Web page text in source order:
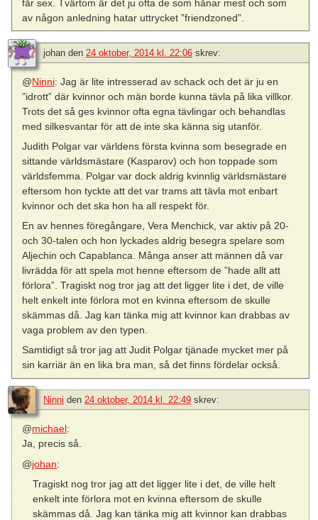
får sex. Tvärtom är det ju ofta de som hånar mest och som
av någon anledning hatar uttrycket ”friendzoned”.
johan den 24 oktober, 2014 kl. 22:06 skrev:
@Ninni: Jag är lite intresserad av schack och det är ju en
”idrott” där kvinnor och män borde kunna tävla på lika villkor.
Trots det så ges kvinnor ofta egna tävlingar och behandlas
med silkesvantar för att de inte ska känna sig utanför.
Judith Polgar var världens första kvinna som besegrade en
sittande världsmästare (Kasparov) och hon toppade som
världsfemma. Polgar var dock aldrig kvinnlig världsmästare
eftersom hon tyckte att det var trams att tävla mot enbart
kvinnor och det ska hon ha all respekt för.
En av hennes föregångare, Vera Menchick, var aktiv på 20-
och 30-talen och hon lyckades aldrig besegra spelare som
Aljechin och Capablanca. Många anser att männen då var
livrädda för att spela mot henne eftersom de ”hade allt att
förlora”. Tragiskt nog tror jag att det ligger lite i det, de ville
helt enkelt inte förlora mot en kvinna eftersom de skulle
skämmas då. Jag kan tänka mig att kvinnor kan drabbas av
vaga problem av den typen.
Samtidigt så tror jag att Judit Polgar tjänade mycket mer på
sin karriär än en lika bra man, så det finns fördelar också.
Ninni den 24 oktober, 2014 kl. 22:49 skrev:
@michael:
Ja, precis så.
@johan:
Tragiskt nog tror jag att det ligger lite i det, de ville helt
enkelt inte förlora mot en kvinna eftersom de skulle
skämmas då. Jag kan tänka mig att kvinnor kan drabbas